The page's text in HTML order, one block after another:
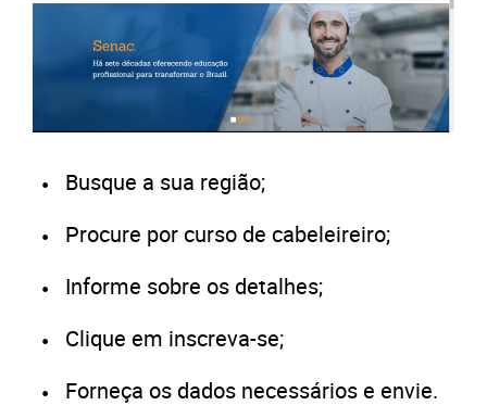
Busque a sua região;
Procure por curso de cabeleireiro;
Informe sobre os detalhes;
Clique em inscreva-se;
Forneça os dados necessários e envie.